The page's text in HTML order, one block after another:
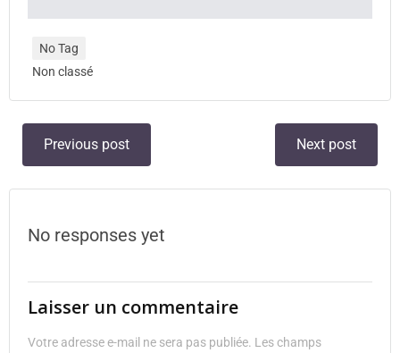
No Tag
Non classé
Previous post Next post
No responses yet
Laisser un commentaire
Votre adresse e-mail ne sera pas publiée. Les champs